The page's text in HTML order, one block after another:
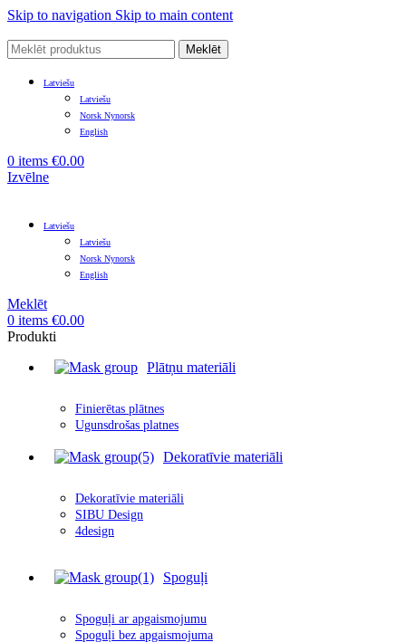
Skip to navigation Skip to main content
Meklēt
Latviešu
Latviešu
Norsk Nynorsk
English
0 items €0.00
Izvēlne
Latviešu
Latviešu
Norsk Nynorsk
English
Meklēt
0 items €0.00
Produkti
Plātņu materiāli
Finierētas plātnes
Ugunsdrošas platnes
Dekoratīvie materiāli
Dekoratīvie materiāli
SIBU Design
4design
Spoguļi
Spoguļi ar apgaismojumu
Spoguļi bez apgaismojuma